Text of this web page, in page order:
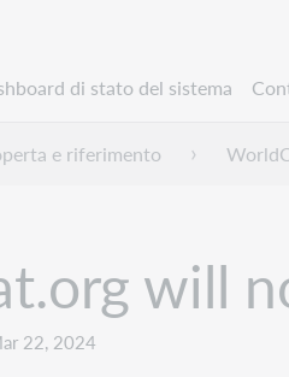
di stato del sistema
la gerarchia globale
e riferimento
will
22, 2024